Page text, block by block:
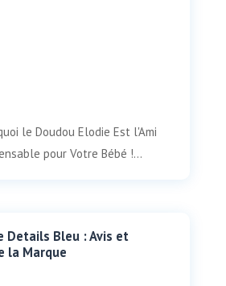
le Doudou Elodie Est l'Ami
pour Votre Bébé !...
Details Bleu : Avis et
la Marque